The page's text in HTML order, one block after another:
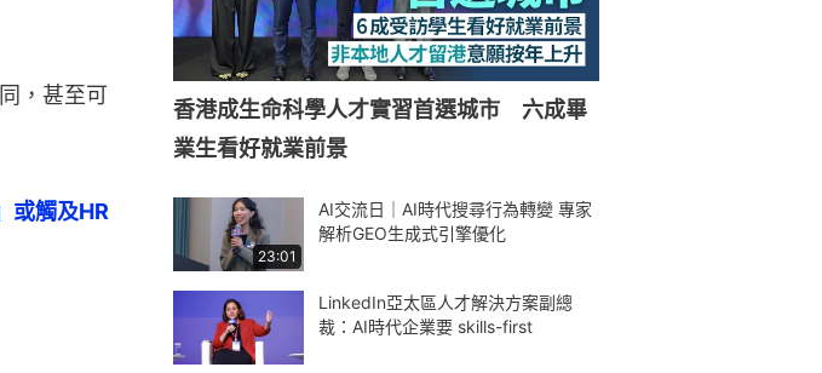
，甚至可
或觸及HR
香港成生命科學人才實習首選城市 六成畢
業生看好就業前景
23:01
AI交流日｜AI時代搜尋行為轉變 專家
解析GEO生成式引擎優化
LinkedIn亞太區人才解決方案副總
裁：AI時代企業要 skills-first